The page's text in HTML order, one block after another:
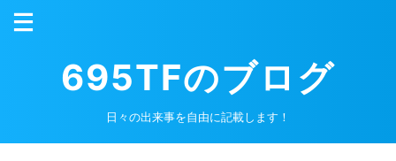
695TFのブログ
日々の出来事を自由に記載します！